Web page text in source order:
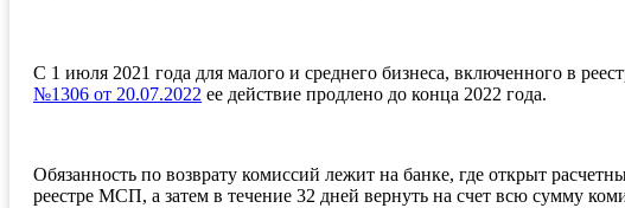
С 1 июля 2021 года для малого и среднего бизнеса, включенного в
№1306 от 20.07.2022 ее действие продлено до конца 2022 года.
Обязанность по возврату комиссий лежит на банке, где открыт
реестре МСП, а затем в течение 32 дней вернуть на счет всю сумму